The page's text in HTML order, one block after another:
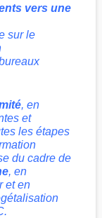
vers une
sur le
, en
et
les étapes
du cadre de
, en
et en